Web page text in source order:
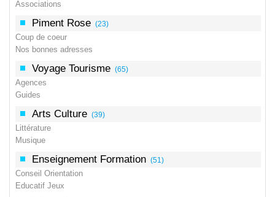
Associations
Piment Rose (23)
Coup de coeur
Nos bonnes adresses
Voyage Tourisme (65)
Agences
Guides
Arts Culture (39)
Littérature
Musique
Enseignement Formation (51)
Conseil Orientation
Educatif Jeux